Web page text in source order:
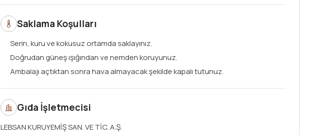
Saklama Koşulları
Serin, kuru ve kokusuz ortamda saklayınız.
Doğrudan güneş ışığından ve nemden koruyunuz.
Ambalajı açtıktan sonra hava almayacak şekilde kapalı tutunuz.
Gıda İşletmecisi
LEBSAN KURUYEMİŞ SAN. VE TİC. A.Ş.